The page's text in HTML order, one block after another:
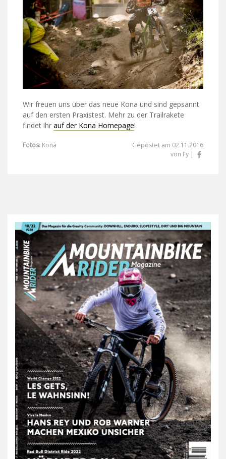
Wir freuen uns über das neue Kona und sind gepsannt
auf den ersten Praxistest. Mehr zu der Trailrakete
findet ihr auf der Kona Homepage!
Fotos: Kona
Gepostet am 02.11.2016
von Fy |